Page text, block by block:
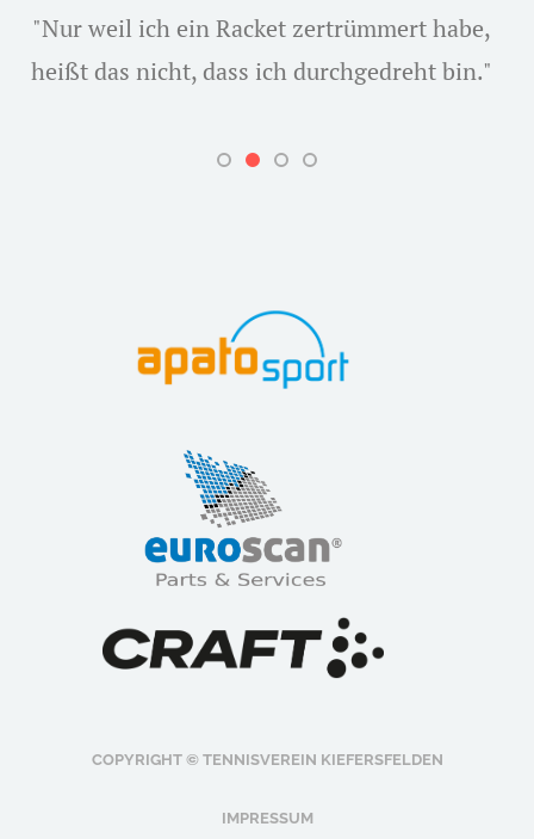
"Nur weil ich ein Racket zertrümmert habe,
heißt das nicht, dass ich durchgedreht bin."
COPYRIGHT © TENNISVEREIN KIEFERSFELDEN
IMPRESSUM